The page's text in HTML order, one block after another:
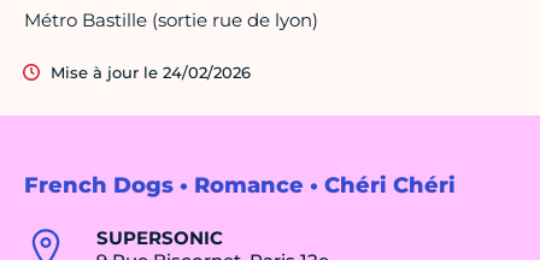
French Dogs • Romance • Chéri Chéri
SUPERSONIC
Métro Bastille (sortie rue de lyon)
Mise à jour le 24/02/2026